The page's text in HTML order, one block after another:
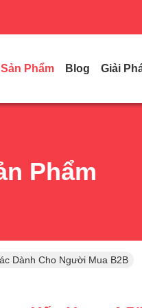
Phẩm Blog Giải
Phẩm
Dành Cho Người Mua B2B